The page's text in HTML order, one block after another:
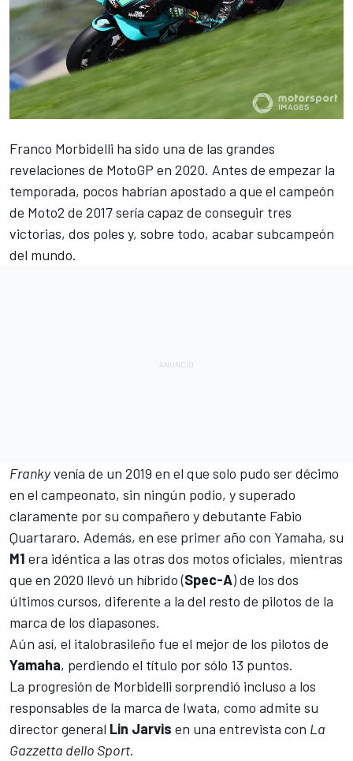
Franco Morbidelli ha sido una de las grandes
revelaciones de MotoGP en 2020. Antes de empezar la
temporada, pocos habrían apostado a que el campeón
de Moto2 de 2017 sería capaz de conseguir tres
victorias, dos poles y, sobre todo, acabar subcampeón
del mundo.
Frankyvenía de un 2019 en el que solo pudo ser décimo
en el campeonato, sin ningún podio, y superado
claramente por su compañero y debutante Fabio
Quartararo. Además, en ese primer año con Yamaha, su
M1 era idéntica a las otras dos motos oficiales, mientras
que en 2020 llevó un híbrido (Spec-A) de los dos
últimos cursos, diferente a la del resto de pilotos de la
marca de los diapasones.
Aún así, el italobrasileño fue el mejor de los pilotos de
Yamaha, perdiendo el título por sólo 13 puntos.
La progresión de Morbidelli sorprendió incluso a los
responsables de la marca de Iwata, como admite su
director general Lin Jarvis en una entrevista con La
Gazzetta dello Sport.